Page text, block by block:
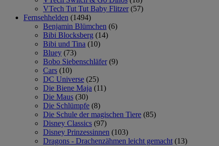
VTech Tut Tut Baby Flitzer (57)
Fernsehhelden (1494)
Benjamin Blümchen (6)
Bibi Blocksberg (14)
Bibi und Tina (10)
Bluey (73)
Bobo Siebenschläfer (9)
Cars (10)
DC Universe (25)
Die Biene Maja (11)
Die Maus (30)
Die Schlümpfe (8)
Die Schule der magischen Tiere (85)
Disney Classics (97)
Disney Prinzessinnen (103)
Dragons - Drachenzähmen leicht gemacht (13)